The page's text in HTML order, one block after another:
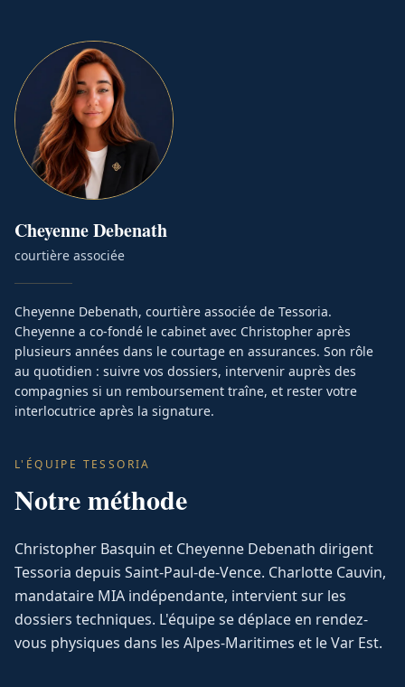
CheyenneDebenath
courtière associée
Cheyenne Debenath, courtière associée de Tessoria.
Cheyenne a co-fondé le cabinet avec Christopher après
plusieurs années dans le courtage en assurances. Son rôle
au quotidien : suivre vos dossiers, intervenir auprès des
compagnies si un remboursement traîne, et rester votre
interlocutrice après la signature.
L'ÉQUIPE TESSORIA
Notre méthode
Christopher Basquin et Cheyenne Debenath dirigent
Tessoria depuis Saint-Paul-de-Vence. Charlotte Cauvin,
mandataire MIA indépendante, intervient sur les
dossiers techniques. L'équipe se déplace en rendez-
vous physiques dans les Alpes-Maritimes et le Var Est.